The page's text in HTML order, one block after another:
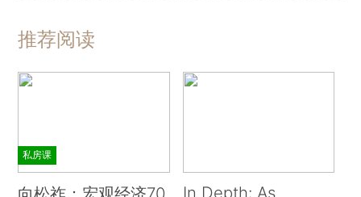
推荐阅读
私房课
In Depth: As